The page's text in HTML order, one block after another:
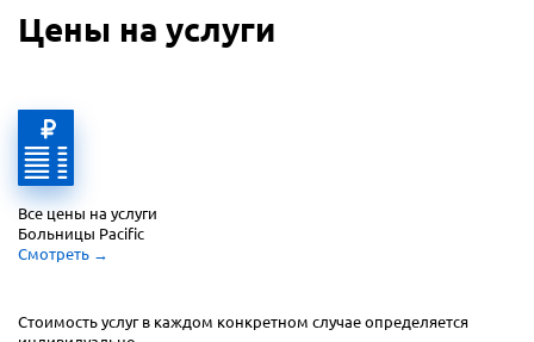
Цены на услуги
Стоимость услуг в каждом конкретном случае определяется
Все цены на услуги
Больницы Pacific
Смотреть →